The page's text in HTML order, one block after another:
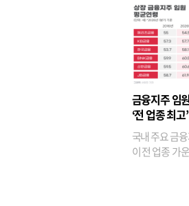
금융지주 임
‘전 업종 최
원은 14배 껑
국내 주요 금
이 전 업종 가